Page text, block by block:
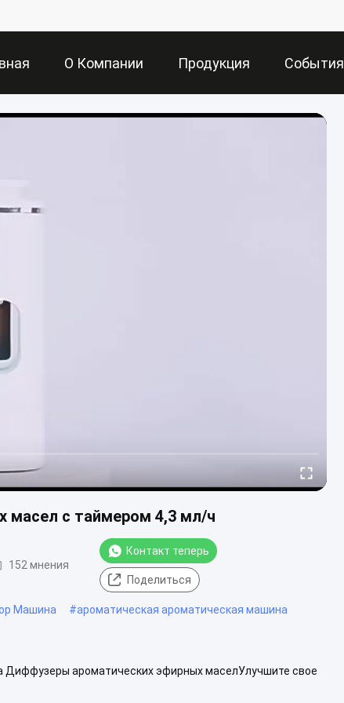
О Компании Продукция События
масел с таймером 4,3 мл/ч
152 мнения
Контакт теперь
Поделиться
Машина #ароматическая ароматическая машина
ароматических эфирных маселУлучшите свое